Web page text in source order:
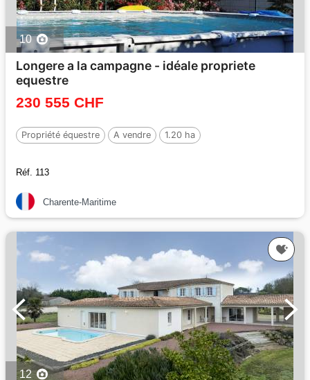
10
Longere a la campagne - idéale propriete
equestre
230 555 CHF
Propriété équestre A vendre 1.20 ha
Réf. 113
Charente-Maritime
12